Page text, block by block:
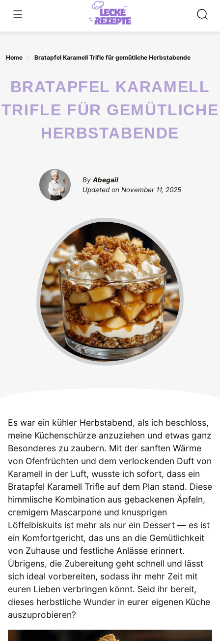
content
Home Bratapfel Karamell Trifle für gemütliche Herbstabende
BRATAPFEL KARAMELL
TRIFLE FÜR GEMÜTLICHE
HERBSTABENDE
By Abegail
Updated on November 11, 2025
Es war ein kühler Herbstabend, als ich beschloss,
meine Küchenschürze anzuziehen und etwas ganz
Besonderes zu zaubern. Mit der sanften Wärme
von Ofenfrüchten und dem verlockenden Duft von
Karamell in der Luft, wusste ich sofort, dass ein
Bratapfel Karamell Trifle auf dem Plan stand. Diese
himmlische Kombination aus gebackenen Äpfeln,
cremigem Mascarpone und knusprigen
Löffelbiskuits ist mehr als nur ein Dessert — es ist
ein Komfortgericht, das uns an die Gemütlichkeit
von Zuhause und festliche Anlässe erinnert.
Übrigens, die Zubereitung geht schnell und lässt
sich ideal vorbereiten, sodass ihr mehr Zeit mit
euren Lieben verbringen könnt. Seid ihr bereit,
dieses herbstliche Wunder in eurer eigenen Küche
auszuprobieren?